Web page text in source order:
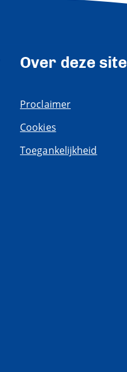
Over deze site
Proclaimer
Cookies
Toegankelijkheid